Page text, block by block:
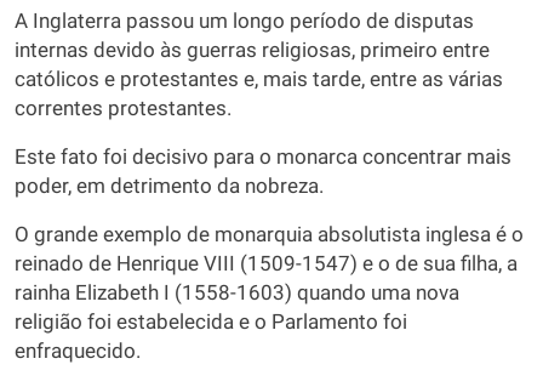
A Inglaterra passou um longo período de disputas
internas devido às guerras religiosas, primeiro entre
católicos e protestantes e, mais tarde, entre as várias
correntes protestantes.
Este fato foi decisivo para o monarca concentrar mais
poder, em detrimento da nobreza.
O grande exemplo de monarquia absolutista inglesa é o
reinado de Henrique VIII (1509-1547) e o de sua filha, a
rainha Elizabeth I (1558-1603) quando uma nova
religião foi estabelecida e o Parlamento foi
enfraquecido.